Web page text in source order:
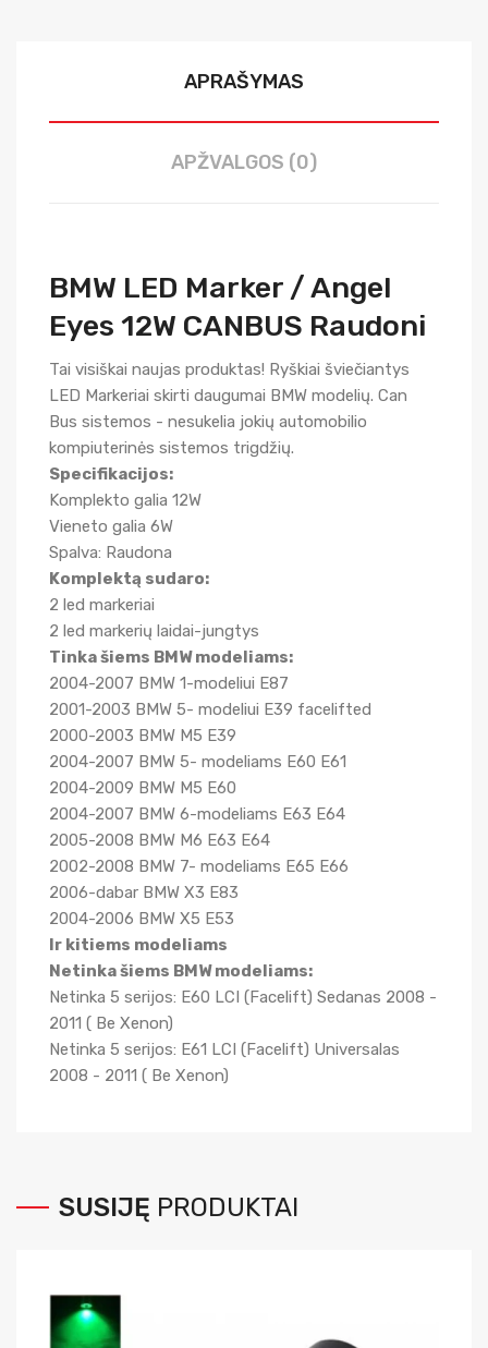
APRAŠYMAS
APŽVALGOS (0)
BMW LED Marker / Angel
Eyes 12W CANBUS Raudoni
Tai visiškai naujas produktas! Ryškiai šviečiantys
LED Markeriai skirti daugumai BMW modelių. Can
Bus sistemos - nesukelia jokių automobilio
kompiuterinės sistemos trigdžių.
Specifikacijos:
Komplekto galia 12W
Vieneto galia 6W
Spalva: Raudona
Komplektą sudaro:
2 led markeriai
2 led markerių laidai-jungtys
Tinka šiems BMW modeliams:
2004-2007 BMW 1-modeliui E87
2001-2003 BMW 5- modeliui E39 facelifted
2000-2003 BMW M5 E39
2004-2007 BMW 5- modeliams E60 E61
2004-2009 BMW M5 E60
2004-2007 BMW 6-modeliams E63 E64
2005-2008 BMW M6 E63 E64
2002-2008 BMW 7- modeliams E65 E66
2006-dabar BMW X3 E83
2004-2006 BMW X5 E53
Ir kitiems modeliams
Netinka šiems BMW modeliams:
Netinka 5 serijos: E60 LCI (Facelift) Sedanas 2008 -
2011 ( Be Xenon)
Netinka 5 serijos: E61 LCI (Facelift) Universalas
2008 - 2011 ( Be Xenon)
SUSIJĘ PRODUKTAI